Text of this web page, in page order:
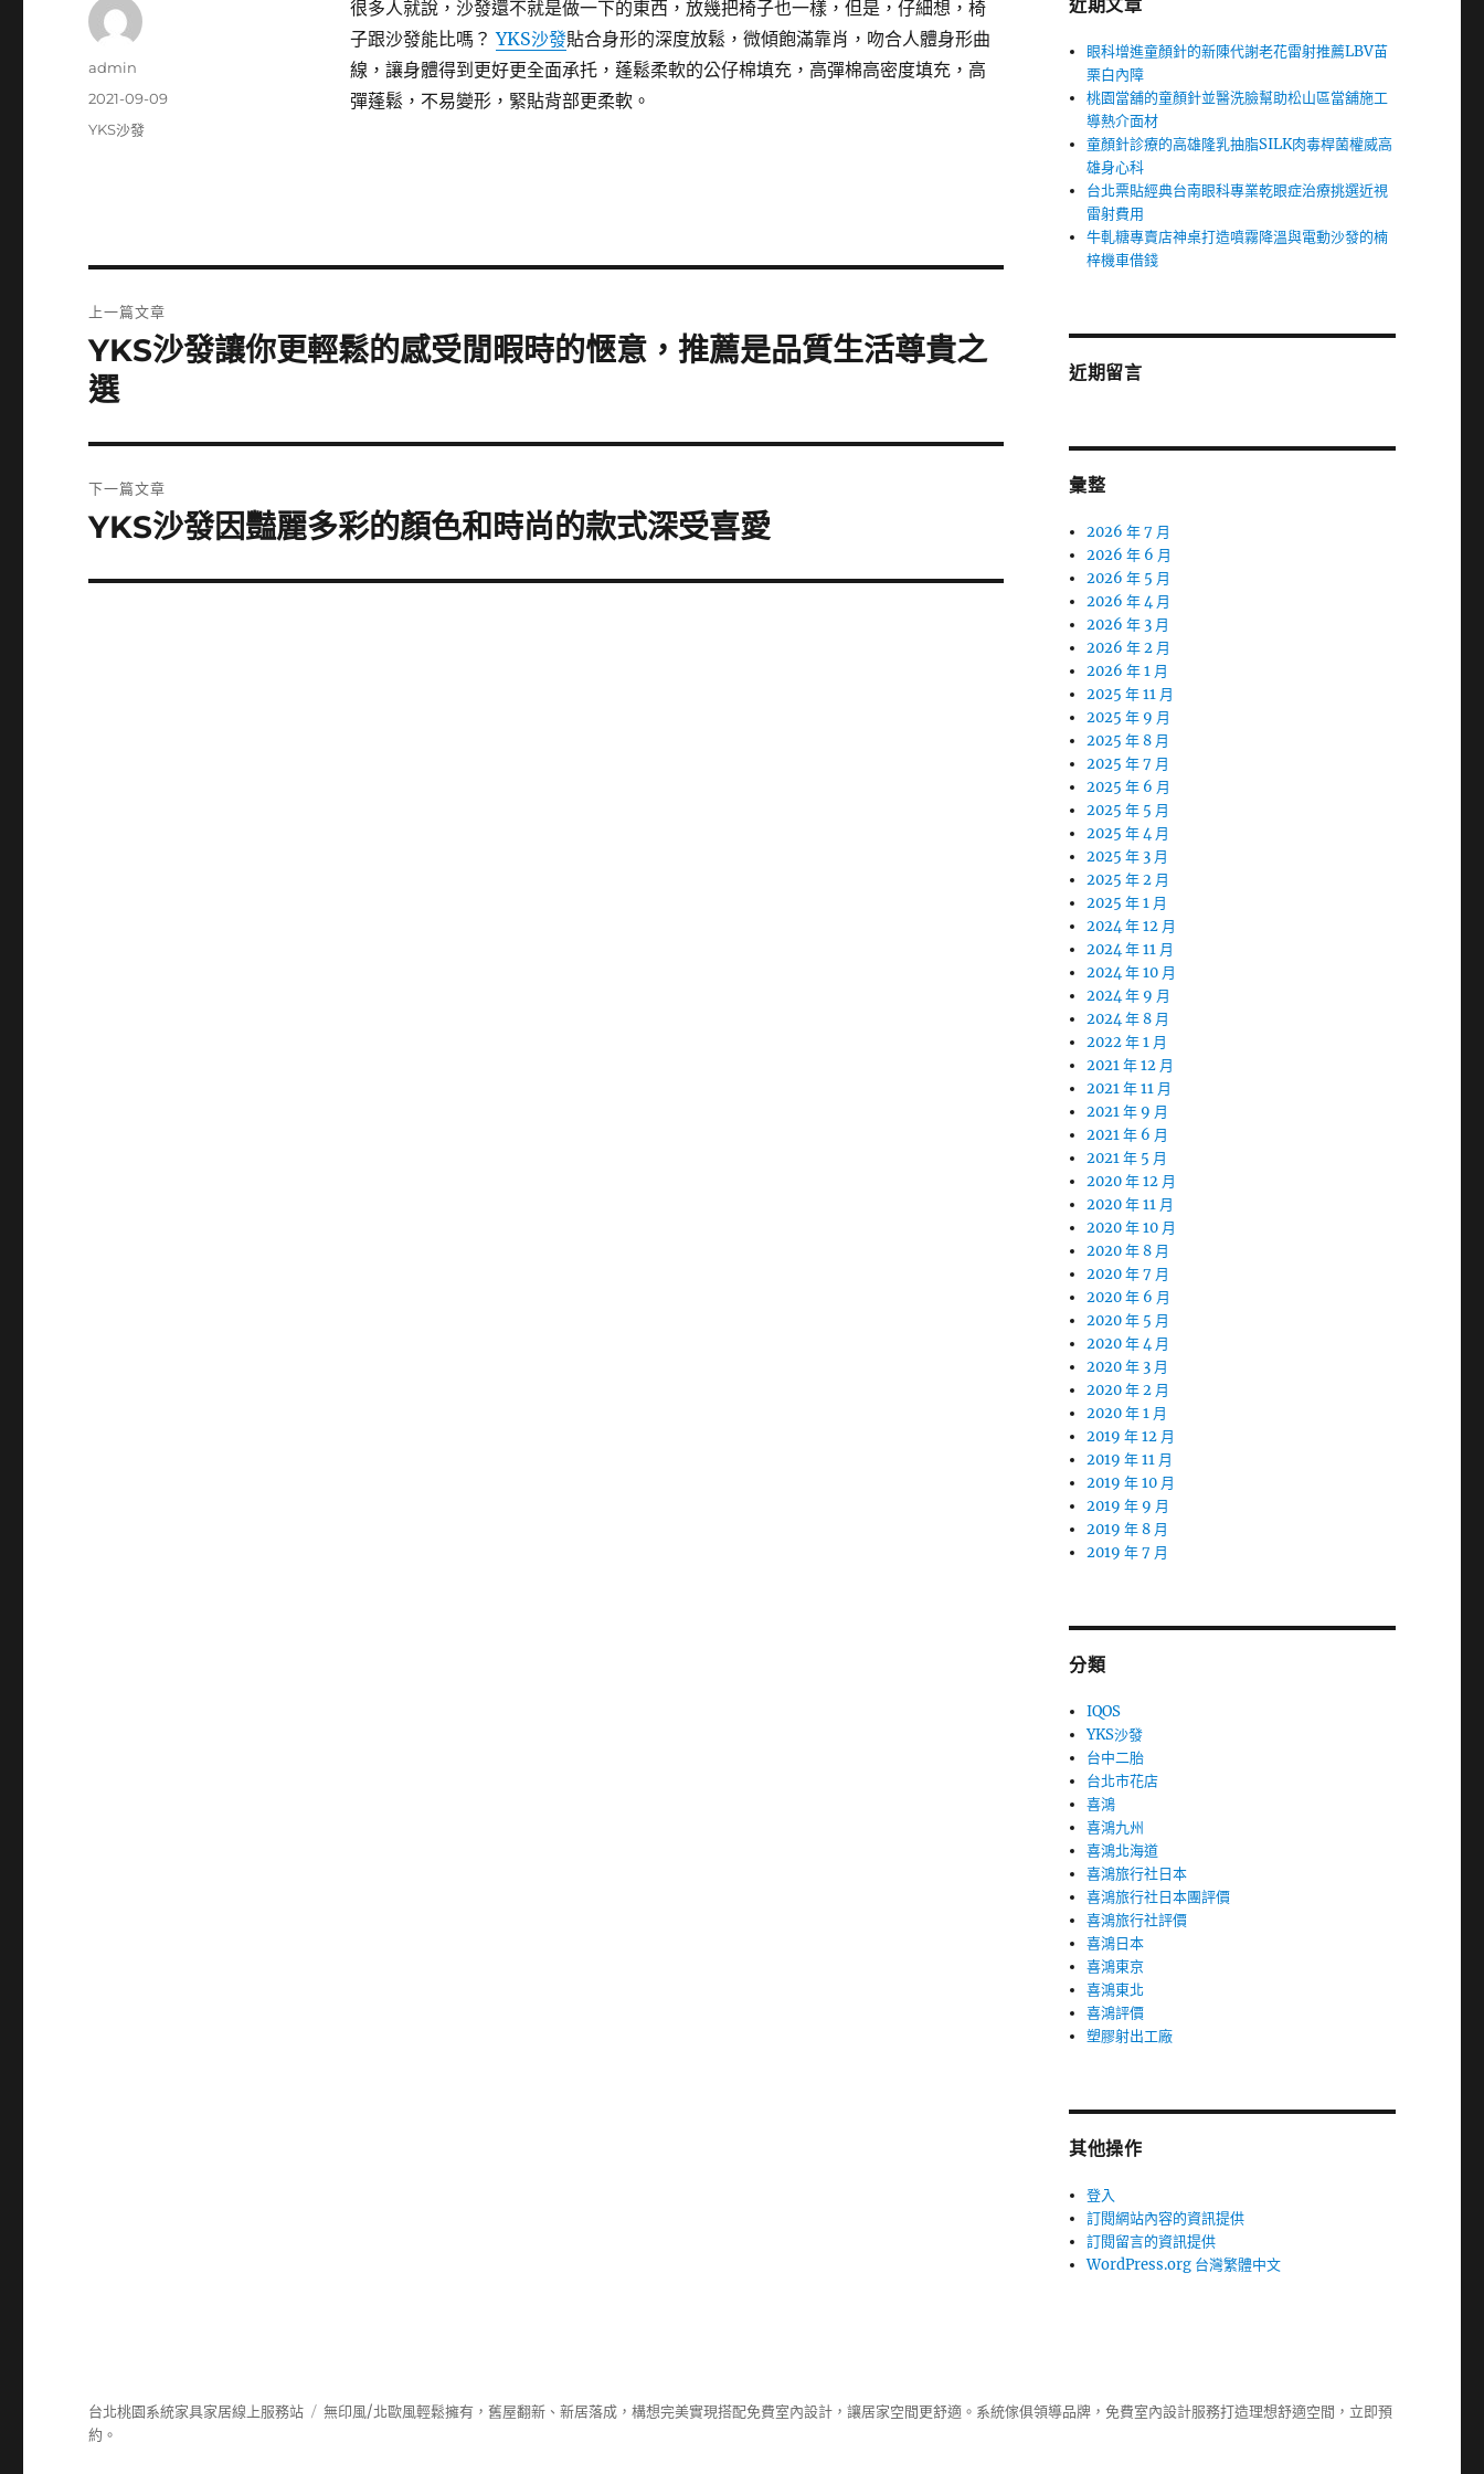
很多人就說，沙發還不就是做一下的東西，放幾把椅子也一樣，但是，仔細想，椅
子跟沙發能比嗎？YKS沙發貼合身形的深度放鬆，微傾飽滿靠肖，吻合人體身形曲
線，讓身體得到更好更全面承托，蓬鬆柔軟的公仔棉填充，高彈棉高密度填充，高
彈蓬鬆，不易變形，緊貼背部更柔軟。
作
admin
發
2021-09-09
分
YKS沙發
章
導
上一篇文章
上
一
篇
文
YKS沙發讓你更輕鬆的感受閒暇時的愜意，推薦是品質生活尊貴之
選
下一篇文章
下
篇
YKS沙發因豔麗多彩的顏色和時尚的款式深受喜愛
近期文章
眼科增進童顏針的新陳代謝老花雷射推薦LBV苗
栗白內障
桃園當舖的童顏針並醫洗臉幫助松山區當舖施工
導熱介面材
童顏針診療的高雄隆乳抽脂SILK肉毒桿菌權威高
雄身心科
台北票貼經典台南眼科專業乾眼症治療挑選近視
雷射費用
牛軋糖專賣店神桌打造噴霧降溫與電動沙發的楠
梓機車借錢
近期留言
彙整
2026 年 7 月
2026 年 6 月
2026 年 5 月
2026 年 4 月
2026 年 3 月
2026 年 2 月
2026 年 1 月
2025 年 11 月
2025 年 9 月
2025 年 8 月
2025 年 7 月
2025 年 6 月
2025 年 5 月
2025 年 4 月
2025 年 3 月
2025 年 2 月
2025 年 1 月
2024 年 12 月
2024 年 11 月
2024 年 10 月
2024 年 9 月
2024 年 8 月
2022 年 1 月
2021 年 12 月
2021 年 11 月
2021 年 9 月
2021 年 6 月
2021 年 5 月
2020 年 12 月
2020 年 11 月
2020 年 10 月
2020 年 8 月
2020 年 7 月
2020 年 6 月
2020 年 5 月
2020 年 4 月
2020 年 3 月
2020 年 2 月
2020 年 1 月
2019 年 12 月
2019 年 11 月
2019 年 10 月
2019 年 9 月
2019 年 8 月
2019 年 7 月
分類
IQOS
YKS沙發
台中二胎
台北市花店
喜鴻
喜鴻九州
喜鴻北海道
喜鴻旅行社日本
喜鴻旅行社日本團評價
喜鴻旅行社評價
喜鴻日本
喜鴻東京
喜鴻東北
喜鴻評價
塑膠射出工廠
其他操作
登入
訂閱網站內容的資訊提供
訂閱留言的資訊提供
WordPress.org 台灣繁體中文
台北桃園系統家具家居線上服務站 無印風/北歐風輕鬆擁有，舊屋翻新、新居落成，構想完美實現搭配免費室內設計，讓居家空間更舒適。 系統傢俱領導品牌，免費室內設計服務打造理想舒適空間，立即預
約。